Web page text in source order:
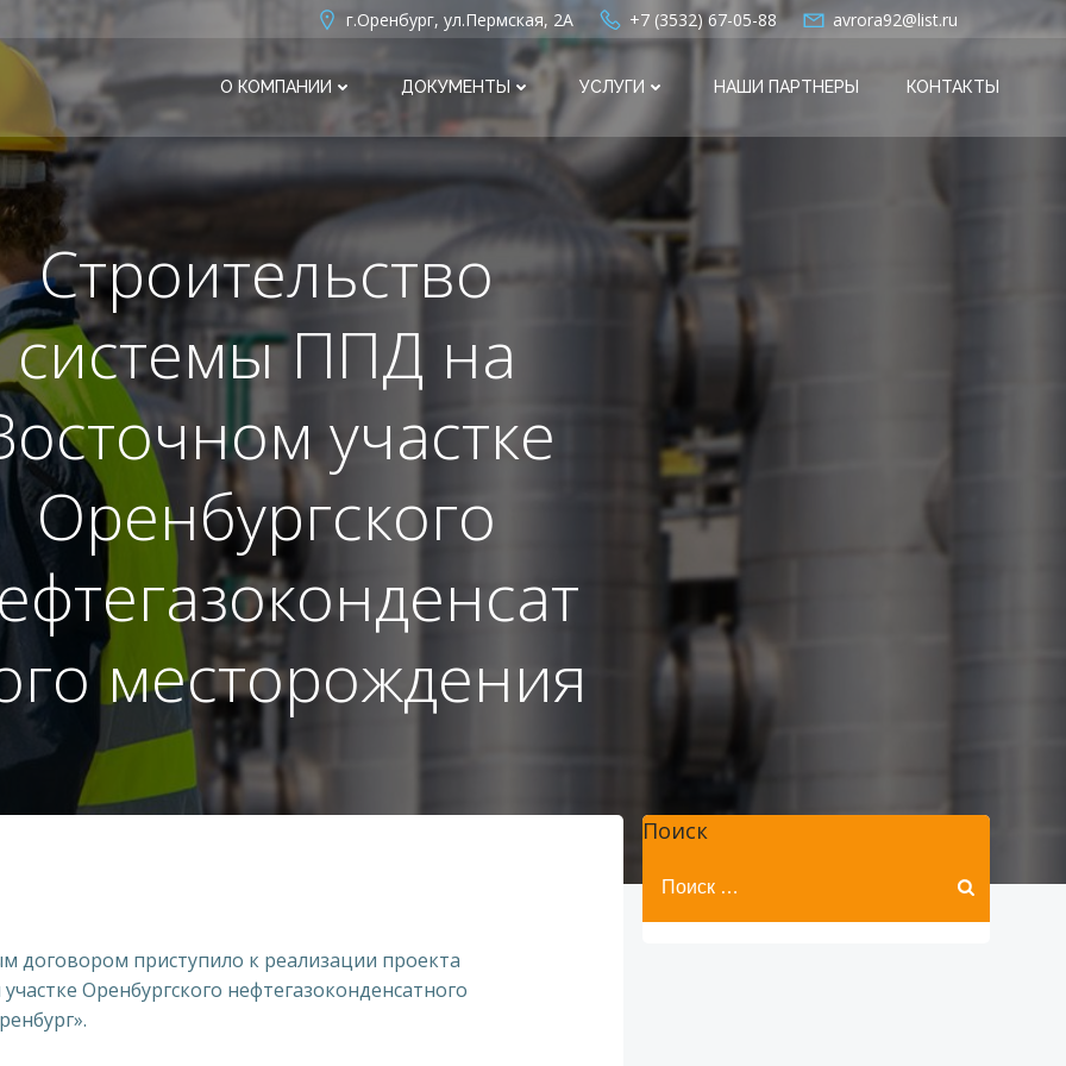
г.Оренбург, ул.Пермская, 2А +7 (3532) 67-05-88 avrora92@list.ru
О КОМПАНИИ ДОКУМЕНТЫ УСЛУГИ НАШИ ПАРТНЕРЫ КОНТАКТЫ
Строительство
системы ППД на
участке
Оренбургского
месторождения
договором приступило к реализации проекта
Оренбургского нефтегазоконденсатного
Поиск